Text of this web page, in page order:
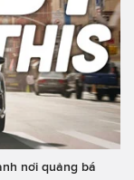
nơi quảng bá